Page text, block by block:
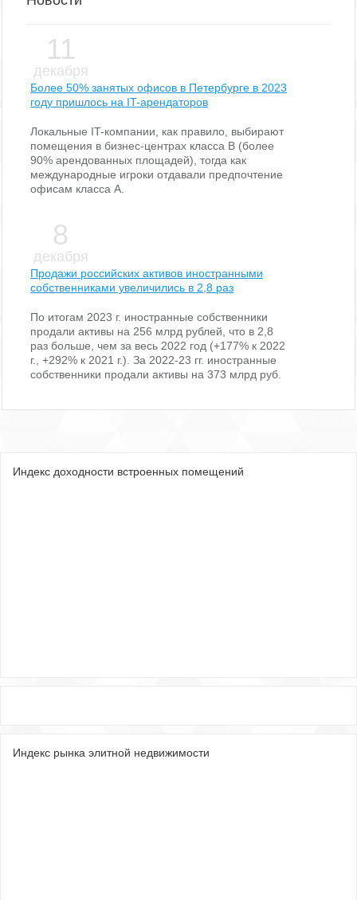
Индекс доходности встроенных помещений
Индекс рынка элитной недвижимости
11
декабря
Более 50% занятых офисов в Петербурге в 2023
году пришлось на IT-арендаторов
Локальные IT-компании, как правило, выбирают
помещения в бизнес-центрах класса В (более
90% арендованных площадей), тогда как
международные игроки отдавали предпочтение
офисам класса А.
8
декабря
Продажи российских активов иностранными
собственниками увеличились в 2,8 раз
По итогам 2023 г. иностранные собственники
продали активы на 256 млрд рублей, что в 2,8
раз больше, чем за весь 2022 год (+177% к 2022
г., +292% к 2021 г.). За 2022-23 гг. иностранные
собственники продали активы на 373 млрд руб.